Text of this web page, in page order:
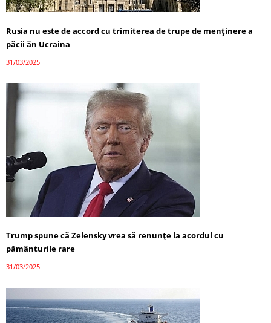
Rusia nu este de accord cu trimiterea de trupe de menținere a
păcii ăn Ucraina
31/03/2025
Trump spune că Zelensky vrea să renunțe la acordul cu
pământurile rare
31/03/2025